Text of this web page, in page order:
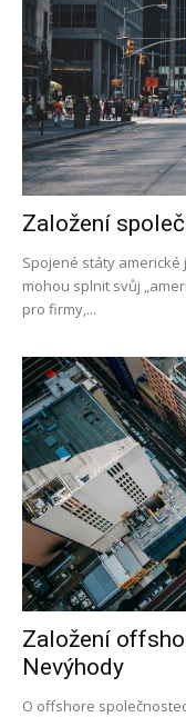
Založení
Spojené státy
mohou splnit svůj
pro firmy,...
Založení
Nevýhody
O offshore